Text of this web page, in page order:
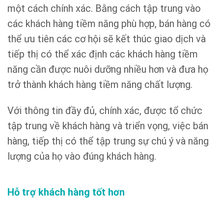
một cách chính xác. Bằng cách tập trung vào
các khách hàng tiềm năng phù hợp, bán hàng có
thể ưu tiên các cơ hội sẽ kết thúc giao dịch và
tiếp thị có thể xác định các khách hàng tiềm
năng cần được nuôi dưỡng nhiều hơn và đưa họ
trở thành khách hàng tiềm năng chất lượng.
Với thông tin đầy đủ, chính xác, được tổ chức
tập trung về khách hàng và triển vọng, việc bán
hàng, tiếp thị có thể tập trung sự chú ý và năng
lượng của họ vào đúng khách hàng.
Hỗ trợ khách hàng tốt hơn